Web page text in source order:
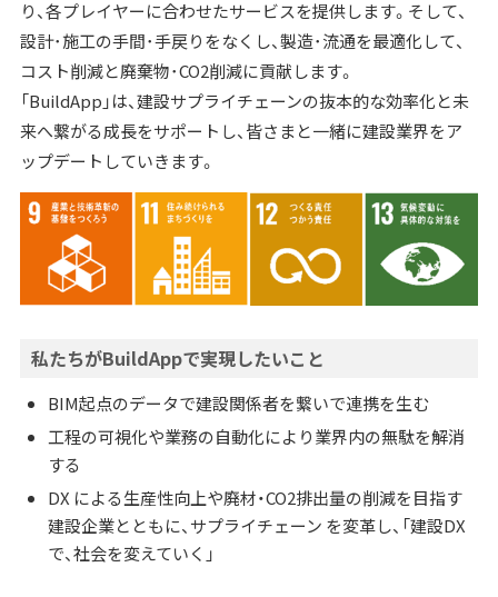
り、各プレイヤーに合わせたサービスを提供します。そして、
設計･施工の手間･手戻りをなくし、製造･流通を最適化して、
コスト削減と廃棄物･CO2削減に貢献します。
「BuildApp」は、建設サプライチェーンの抜本的な効率化と未
来へ繋がる成長をサポートし、皆さまと一緒に建設業界をア
ップデートしていきます。
私たちがBuildAppで実現したいこと
BIM起点のデータで建設関係者を繋いで連携を生む
工程の可視化や業務の自動化により業界内の無駄を解消
する
DX による生産性向上や廃材・CO2排出量の削減を目指す
建設企業とともに、サプライチェーン を変革し、「建設DX
で、社会を変えていく」